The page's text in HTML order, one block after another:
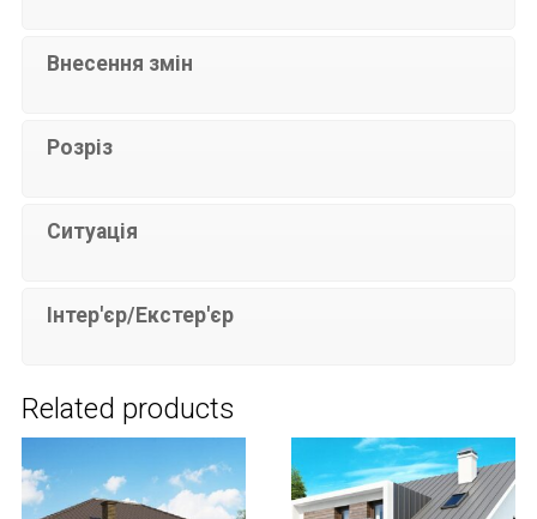
Внесення змін
Розріз
Ситуація
Інтер'єр/Екстер'єр
Related products